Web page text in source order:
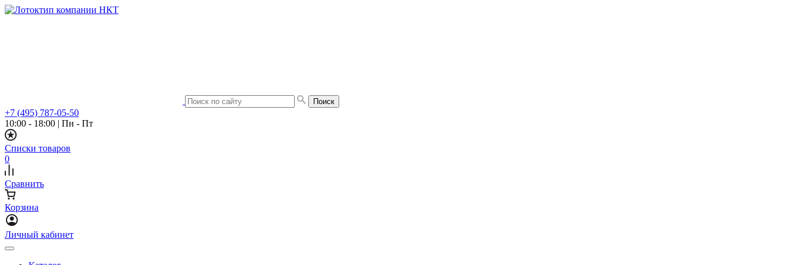
+7 (495) 787-05-50
10:00 - 18:00 | Пн - Пт
Списки товаров
0
Сравнить
Корзина
Личный кабинет